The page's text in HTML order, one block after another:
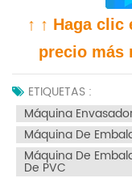
↑ ↑ Haga
precio más
ETIQUETAS :
Máquina
Máquina De
Máquina De
De PVC